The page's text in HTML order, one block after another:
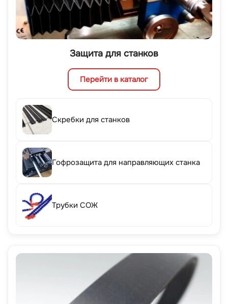
Защита для станков
Перейти в каталог
Скребки для станков
Гофрозащита для направляющих станка
Трубки СОЖ